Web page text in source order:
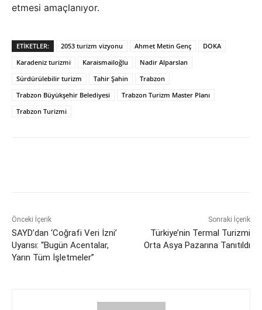
etmesi amaçlanıyor.
ETIKETLER: 2053 turizm vizyonu Ahmet Metin Genç
DOKA
Karadeniz turizmi
Karaismailoğlu
Nadir Alparslan
Sürdürülebilir turizm
Tahir Şahin
Trabzon
Trabzon Büyükşehir Belediyesi
Trabzon Turizm Master Planı
Trabzon Turizmi
Önceki İçerik
SAYD’dan ‘Coğrafi Veri İzni’
Uyarısı: “Bugün Acentalar,
Yarın Tüm İşletmeler”
Sonraki İçerik
Türkiye’nin Termal Turizmi
Orta Asya Pazarına Tanıtıldı